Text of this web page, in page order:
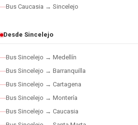
Bus Caucasia → Sincelejo
Desde Sincelejo
Bus Sincelejo → Medellín
Bus Sincelejo → Barranquilla
Bus Sincelejo → Cartagena
Bus Sincelejo → Montería
Bus Sincelejo → Caucasia